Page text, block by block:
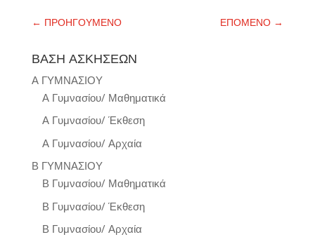
← ΠΡΟΗΓΟΥΜΕΝΟ ΕΠΟΜΕΝΟ →
ΒΑΣΗ ΑΣΚΗΣΕΩΝ
Α ΓΥΜΝΑΣΙΟΥ
Α Γυμνασίου/ Μαθηματικά
Α Γυμνασίου/ Έκθεση
Α Γυμνασίου/ Αρχαία
Β ΓΥΜΝΑΣΙΟΥ
Β Γυμνασίου/ Μαθηματικά
Β Γυμνασίου/ Έκθεση
Β Γυμνασίου/ Αρχαία